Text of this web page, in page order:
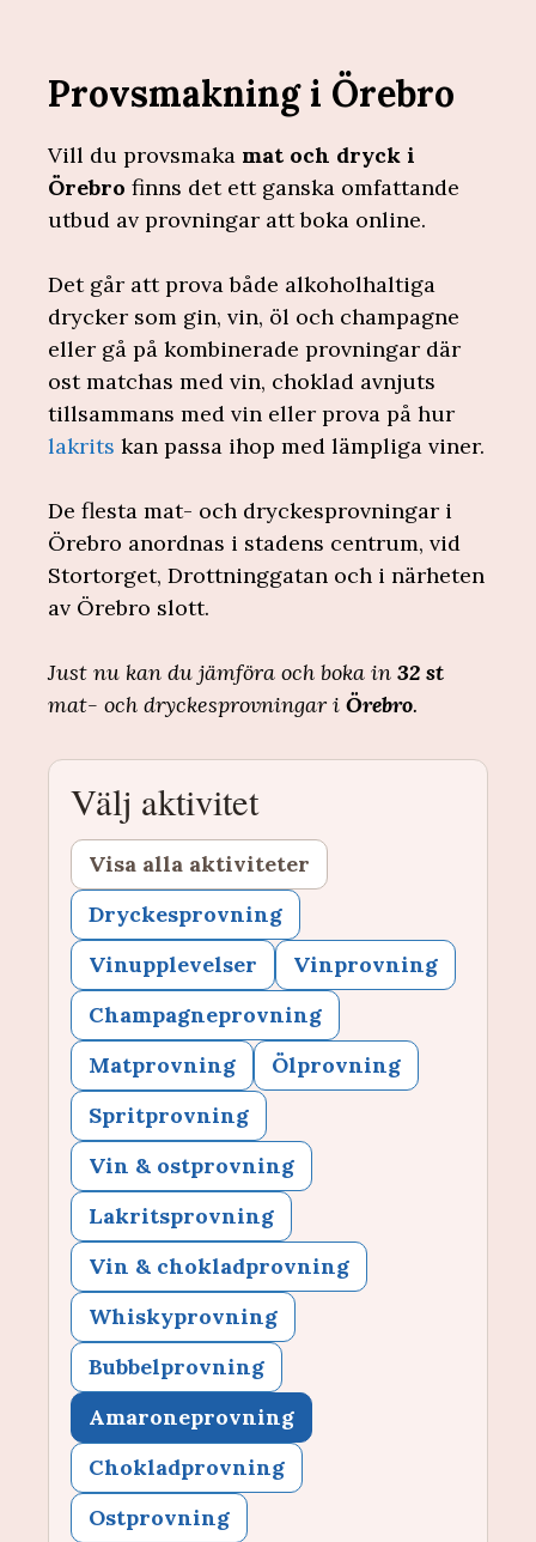
Provsmakning i Örebro
Vill du provsmaka mat och dryck i
Örebro finns det ett ganska omfattande
utbud av provningar att boka online.
Det går att prova både alkoholhaltiga
drycker som gin, vin, öl och champagne
eller gå på kombinerade provningar där
ost matchas med vin, choklad avnjuts
tillsammans med vin eller prova på hur
lakrits kan passa ihop med lämpliga viner.
De flesta mat- och dryckesprovningar i
Örebro anordnas i stadens centrum, vid
Stortorget, Drottninggatan och i närheten
av Örebro slott.
Just nu kan du jämföra och boka in 32 st
mat- och dryckesprovningar i Örebro.
Välj aktivitet
Visa alla aktiviteter
Dryckesprovning
Vinupplevelser
Vinprovning
Champagneprovning
Matprovning
Ölprovning
Spritprovning
Vin & ostprovning
Lakritsprovning
Vin & chokladprovning
Whiskyprovning
Bubbelprovning
Amaroneprovning
Chokladprovning
Ostprovning